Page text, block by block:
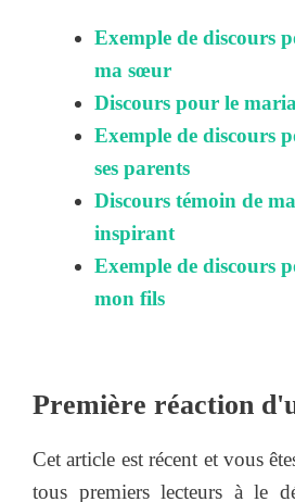
Exemple de discours
ma sœur
Discours pour le
Exemple de discours
ses parents
Discours témoin de
inspirant
Exemple de discours
mon fils
Première réaction
Cet article est récent et vous
tous premiers lecteurs à le